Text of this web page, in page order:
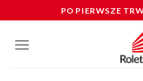
to
content
PO PIERWSZE